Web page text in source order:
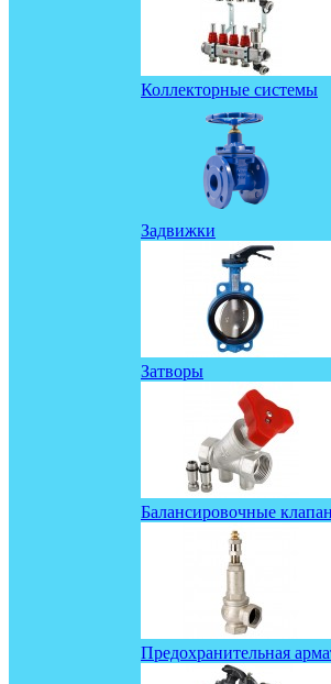
Коллекторные системы
Задвижки
Затворы
Балансировочные
Предохранительная